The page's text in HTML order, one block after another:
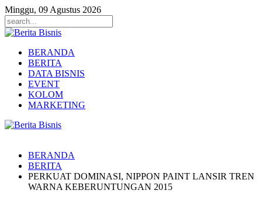
Minggu, 09 Agustus 2026
BERANDA
BERITA
DATA BISNIS
EVENT
KOLOM
MARKETING
BERANDA
BERITA
PERKUAT DOMINASI, NIPPON PAINT LANSIR TREN
WARNA KEBERUNTUNGAN 2015